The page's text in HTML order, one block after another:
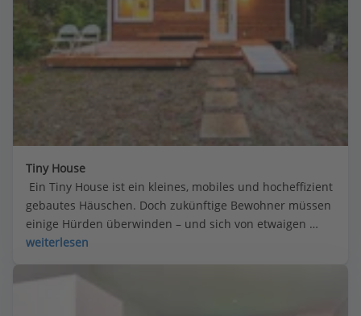
Tiny House
Ein Tiny House ist ein kleines, mobiles und hocheffizient
gebautes Häuschen. Doch zukünftige Bewohner müssen
einige Hürden überwinden – und sich von etwaigen
Träumen grenzenloser Freiheit verabschieden.
weiterlesen